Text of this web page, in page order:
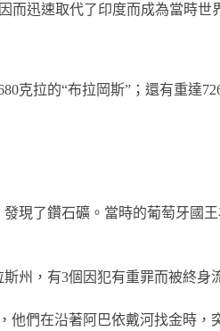
而迅速取代了印度而成為當時世
克拉的“布拉岡斯”；還有重達
現了鑽石礦。當時的葡萄牙國
州，有3個因犯有重罪而被終身
他們在沿著阿巴依戴河找金時